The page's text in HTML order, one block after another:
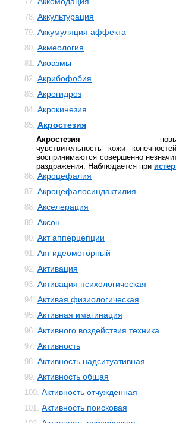
78. Аккультурация
79. Аккумуляция аффекта
80. Акмеология
81. Акоазмы
82. Акрибофобия
83. Акрогидроз
84. Акрокинезия
85. Акростезия
Акростезия —
чувствительность кожи
воспринимаются совершенно
раздражения. Наблюдается при
86. Акроцефалия
87. Акроцефалосиндактилия
88. Акселерация
89. Аксон
90. Акт апперцепции
91. Акт идеомоторный
92. Активация
93. Активация психологическая
94. Активая физиологическая
95. Активная имагинация
96. Активного воздействия техника
97. Активность
98. Активность надситуативная
99. Активность общая
100. Активность отчужденная
101. Активность поисковая